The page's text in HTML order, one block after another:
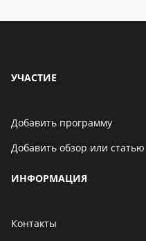
УЧАСТИЕ
Добавить программу
Добавить обзор или статью
ИНФОРМАЦИЯ
Контакты